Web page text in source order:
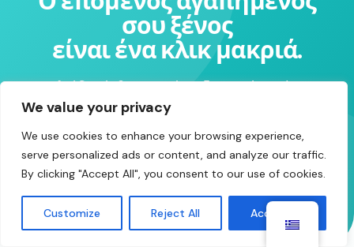
We value your privacy
We use cookies to enhance your browsing experience,
serve personalized ads or content, and analyze our traffic.
By clicking "Accept All", you consent to our use of cookies.
Customize Reject All Accept All
σου ξένος
είναι ένα κλικ μακριά.
Χιλιάδες άνθρωποι είναι ζωντανά αυτή τη
στιγμή — ελάτε να τους χαιρετήσετε.
Ξεκινήστε να συνομιλείτε δωρεάν